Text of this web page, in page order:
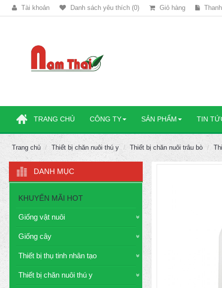
Tài khoản Danh sách yêu thích (0) Giỏ hàng
TRANG CHỦ CÔNG TY SẢN PHẨM TIN
Trang chủ Thiết bị chăn nuôi thú y Thiết bị chăn nuôi trâu bò
DANH MỤC
KHUYẾN MÃI HOT
Giống vật nuôi
Giống cây
Thiết bị thụ tinh nhân tạo
Thiết bị chăn nuôi thú y